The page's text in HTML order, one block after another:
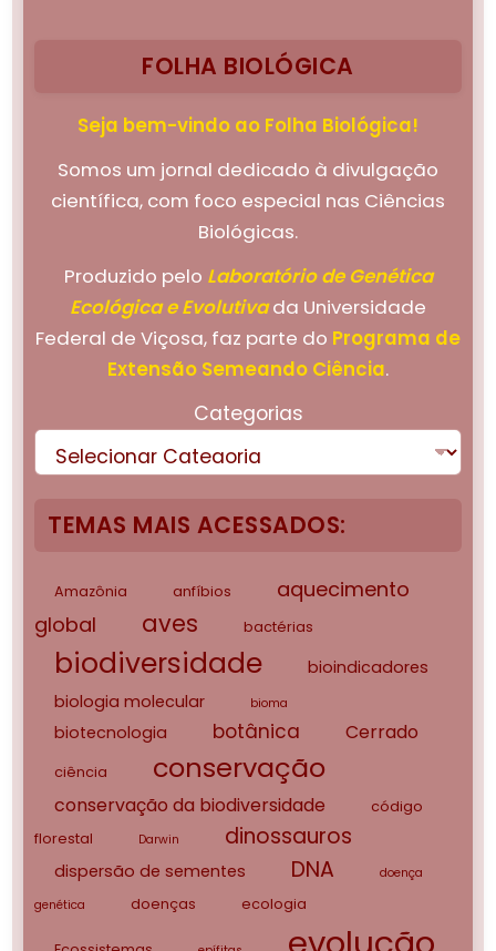
FOLHA BIOLÓGICA
Seja bem-vindo ao Folha Biológica!
Somos um jornal dedicado à divulgação
científica, com foco especial nas Ciências
Biológicas.
Produzido pelo Laboratório de Genética
Ecológica e Evolutivada Universidade
Federal de Viçosa, faz parte do Programa de
Extensão Semeando Ciência.
Categorias
TEMAS MAIS ACESSADOS:
Amazônia anfíbios
aquecimento
global
aves bactérias
biodiversidade
bioindicadores
biologia molecular
bioma
biotecnologia botânica Cerrado
ciência conservação
conservação da biodiversidade
código
florestal
Darwin dinossauros
dispersão de sementes DNA
doença
genética
doenças ecologia